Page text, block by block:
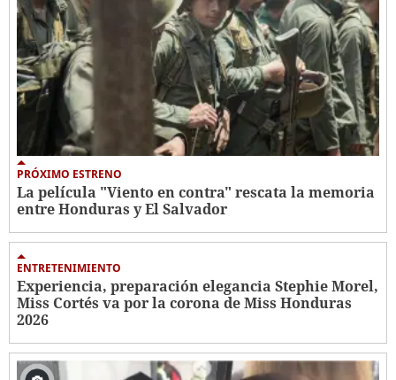
PRÓXIMO ESTRENO
La película "Viento en contra" rescata la memoria
entre Honduras y El Salvador
ENTRETENIMIENTO
Experiencia, preparación elegancia Stephie Morel,
Miss Cortés va por la corona de Miss Honduras
2026